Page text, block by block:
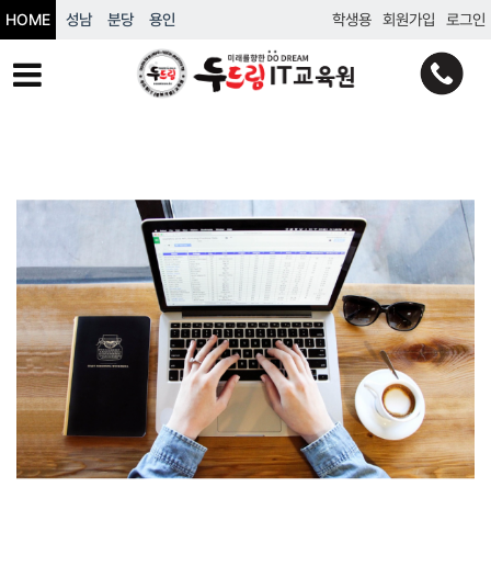
HOME 성남 분당 용인 학생용 회원가입 로그인